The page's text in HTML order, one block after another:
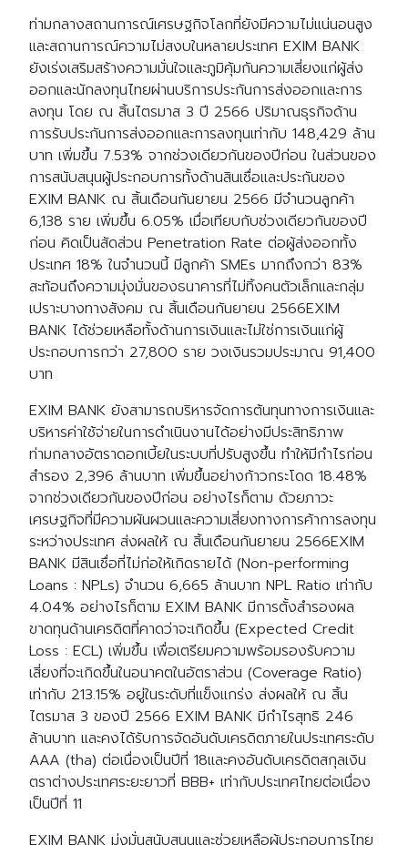
Search
for: Search
ท่ามกลางสถานการณ์เศรษฐกิจโลกที่ยังมีความไม่แน่นอนสูง
และสถานการณ์ความไม่สงบในหลายประเทศ EXIM BANK
ยังเร่งเสริมสร้างความมั่นใจและภูมิคุ้มกันความเสี่ยงแก่ผู้ส่ง
ออกและนักลงทุนไทยผ่านบริการประกันการส่งออกและการ
ลงทุน โดย ณ สิ้นไตรมาส 3 ปี 2566 ปริมาณธุรกิจด้าน
การรับประกันการส่งออกและการลงทุนเท่ากับ 148,429 ล้าน
บาท เพิ่มขึ้น 7.53% จากช่วงเดียวกันของปีก่อน ในส่วนของ
การสนับสนุนผู้ประกอบการทั้งด้านสินเชื่อและประกันของ
EXIM BANK ณ สิ้นเดือนกันยายน 2566 มีจำนวนลูกค้า
6,138 ราย เพิ่มขึ้น 6.05% เมื่อเทียบกับช่วงเดียวกันของปี
ก่อน คิดเป็นสัดส่วน Penetration Rate ต่อผู้ส่งออกทั้ง
ประเทศ 18% ในจำนวนนี้ มีลูกค้า SMEs มากถึงกว่า 83%
สะท้อนถึงความมุ่งมั่นของธนาคารที่ไม่ทิ้งคนตัวเล็กและกลุ่ม
เปราะบางทางสังคม ณ สิ้นเดือนกันยายน 2566EXIM
BANK ได้ช่วยเหลือทั้งด้านการเงินและไม่ใช่การเงินแก่ผู้
ประกอบการกว่า 27,800 ราย วงเงินรวมประมาณ 91,400
บาท
EXIM BANK ยังสามารถบริหารจัดการต้นทุนทางการเงินและ
บริหารค่าใช้จ่ายในการดำเนินงานได้อย่างมีประสิทธิภาพ
ท่ามกลางอัตราดอกเบี้ยในระบบที่ปรับสูงขึ้น ทำให้มีกำไรก่อน
สำรอง 2,396 ล้านบาท เพิ่มขึ้นอย่างก้าวกระโดด 18.48%
จากช่วงเดียวกันของปีก่อน อย่างไรก็ตาม ด้วยภาวะ
เศรษฐกิจที่มีความผันผวนและความเสี่ยงทางการค้าการลงทุน
ระหว่างประเทศ ส่งผลให้ ณ สิ้นเดือนกันยายน 2566EXIM
BANK มีสินเชื่อที่ไม่ก่อให้เกิดรายได้ (Non-performing
Loans : NPLs) จำนวน 6,665 ล้านบาท NPL Ratio เท่ากับ
4.04% อย่างไรก็ตาม EXIM BANK มีการตั้งสำรองผล
ขาดทุนด้านเครดิตที่คาดว่าจะเกิดขึ้น (Expected Credit
Loss : ECL) เพิ่มขึ้น เพื่อเตรียมความพร้อมรองรับความ
เสี่ยงที่จะเกิดขึ้นในอนาคตในอัตราส่วน (Coverage Ratio)
เท่ากับ 213.15% อยู่ในระดับที่แข็งแกร่ง ส่งผลให้ ณ สิ้น
ไตรมาส 3 ของปี 2566 EXIM BANK มีกำไรสุทธิ 246
ล้านบาท และคงได้รับการจัดอันดับเครดิตภายในประเทศระดับ
AAA (tha) ต่อเนื่องเป็นปีที่ 18และคงอันดับเครดิตสกุลเงิน
ตราต่างประเทศระยะยาวที่ BBB+ เท่ากับประเทศไทยต่อเนื่อง
เป็นปีที่ 11
EXIM BANK มุ่งมั่นสนับสนุนและช่วยเหลือผู้ประกอบการไทย